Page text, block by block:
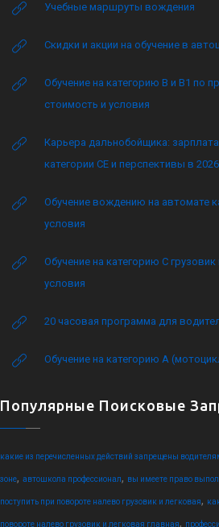
Учебные маршруты вождения
Скидки и акции на обучение в
Обучение на категорию B и B1 по
стоимость и условия
Карьера дальнобойщика:
категории CE и перспективы в
Обучение вождению на автомате
условия
Обучение на категорию C
условия
20 часовая программа для
Обучение на категорию А
Популярные Поисковые
какие из перечисленных действий запрещены
зоне, автошкола профессионал, вы имеете право
поступить при повороте налево грузовик и легковая,
повороте налево грузовик и легковая главная,